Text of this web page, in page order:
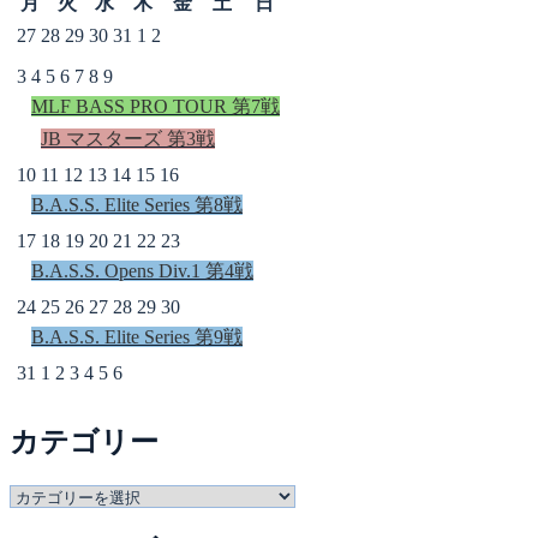
27 28 29 30 31 1 2
3 4 5 6 7 8 9
MLF BASS PRO TOUR 第7戦
JB マスターズ 第3戦
10 11 12 13 14 15 16
B.A.S.S. Elite Series 第8戦
17 18 19 20 21 22 23
B.A.S.S. Opens Div.1 第4戦
24 25 26 27 28 29 30
B.A.S.S. Elite Series 第9戦
31 1 2 3 4 5 6
カテゴリー
カ